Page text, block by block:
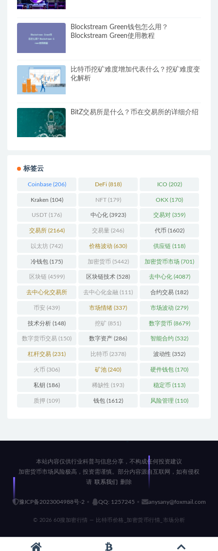
Blockstream Green钱包怎么用？
Blockstream Green使用教程
比特币挖矿难度增加代表什么？挖矿难度变
化解析
BitZ交易所是什么？币在交易所的详细介绍
标签云
Coinbase(206) DeFi (818) ICO (202)
Kraken (104) NFT(179) OKX (170)
USDT (176) 中心化(3923) 交易对 (359)
交易所(2164) 交易量 (246) 代币 (1602)
以太坊 (742) 价格波动 (630) 供应链 (118)
冷钱包 (175) 加密货币 (5442) 加密货币市场 (701)
区块链(4599) 区块链技术 (528) 去中心化(4087)
去中心化交易所
(196)
去中心化金融 (111) 合约交易 (182)
币安 (439) 市场情绪 (337) 市场波动 (279)
技术分析 (148) 挖矿 (851) 数字货币 (8679)
数字货币交易 (150) 数字资产 (286) 智能合约 (532)
杠杆交易 (231) 比特币 (2378) 波动性 (352)
火币 (306) 矿池 (240) 硬件钱包 (170)
私钥 (186) 稀缺性 (193) 稳定币 (113)
质押 (109) 钱包(1612) 风险管理 (110)
本站内容仅供行业科普与信息分享，不构成任何投资建议
加密货币市场风险极高，投资需谨慎。部分内容源自互联网，如有侵权
请 联系我们 删除
豫ICP备2023004988号-2 QQ: 1257245 anysany@foxmail.com
© 2026 60搜加密行情 — 比特币价格_加密货币行情_市场分析